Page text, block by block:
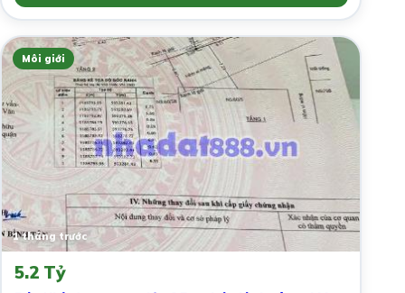
Môi giới
1 tháng trước
5.2 Tỷ